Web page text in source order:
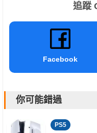
追蹤
Facebook
你可能錯過
PS5